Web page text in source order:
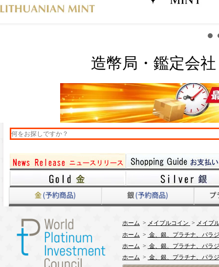
造幣局・鑑定会
ホーム > メイプルコイン > メイプ
ホーム > 金、銀、プラチナ、パラ
ホーム > 金、銀、プラチナ、パラ
ホーム > 金、銀、プラチナ、パラ